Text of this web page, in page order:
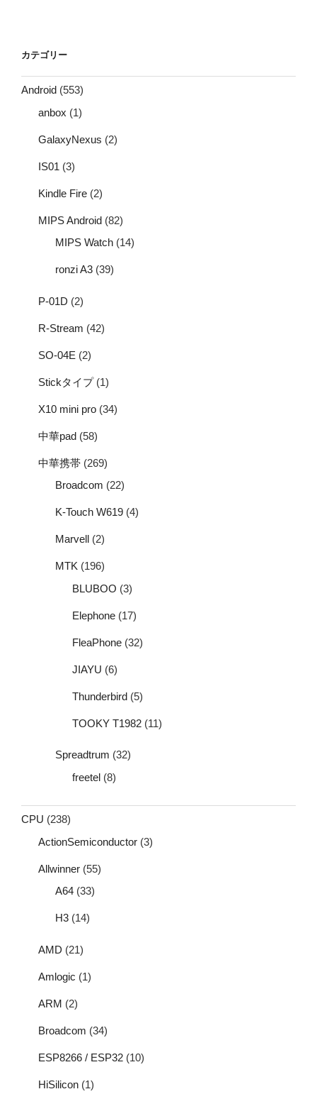
カテゴリー
Android (553)
anbox (1)
GalaxyNexus (2)
IS01 (3)
Kindle Fire (2)
MIPS Android (82)
MIPS Watch (14)
ronzi A3 (39)
P-01D (2)
R-Stream (42)
SO-04E (2)
Stickタイプ(1)
X10 mini pro (34)
中華pad (58)
中華携帯 (269)
Broadcom (22)
K-Touch W619 (4)
Marvell (2)
MTK (196)
BLUBOO (3)
Elephone (17)
FleaPhone (32)
JIAYU (6)
Thunderbird (5)
TOOKY T1982 (11)
Spreadtrum (32)
freetel (8)
CPU (238)
ActionSemiconductor (3)
Allwinner (55)
A64 (33)
H3 (14)
AMD (21)
Amlogic (1)
ARM (2)
Broadcom (34)
ESP8266 / ESP32 (10)
HiSilicon (1)